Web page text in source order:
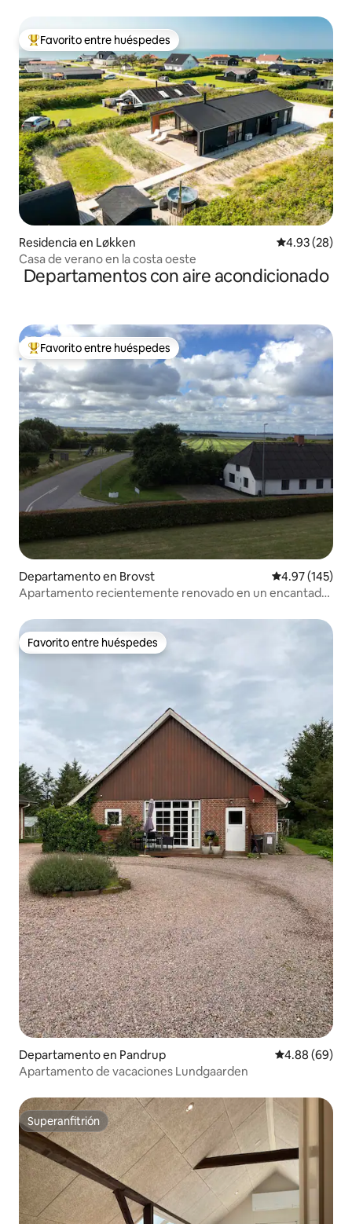
De los mejores en Favorito entre huéspedes
Favorito entre huéspedes
Residencia en Løkken Calificación
4.93 (28)
Casa de verano en la costa oeste
Departamentos con aire acondicionado
De los mejores en Favorito entre huéspedes
Favorito entre huéspedes
Departamento en Brovst Calificación
4.97 (145)
Apartamento recientemente renovado en un encantador
Favorito entre huéspedes
Favorito entre huéspedes
Departamento en Pandrup Calificación
4.88 (69)
Apartamento de vacaciones Lundgaarden
Superanfitrión
Superanfitrión